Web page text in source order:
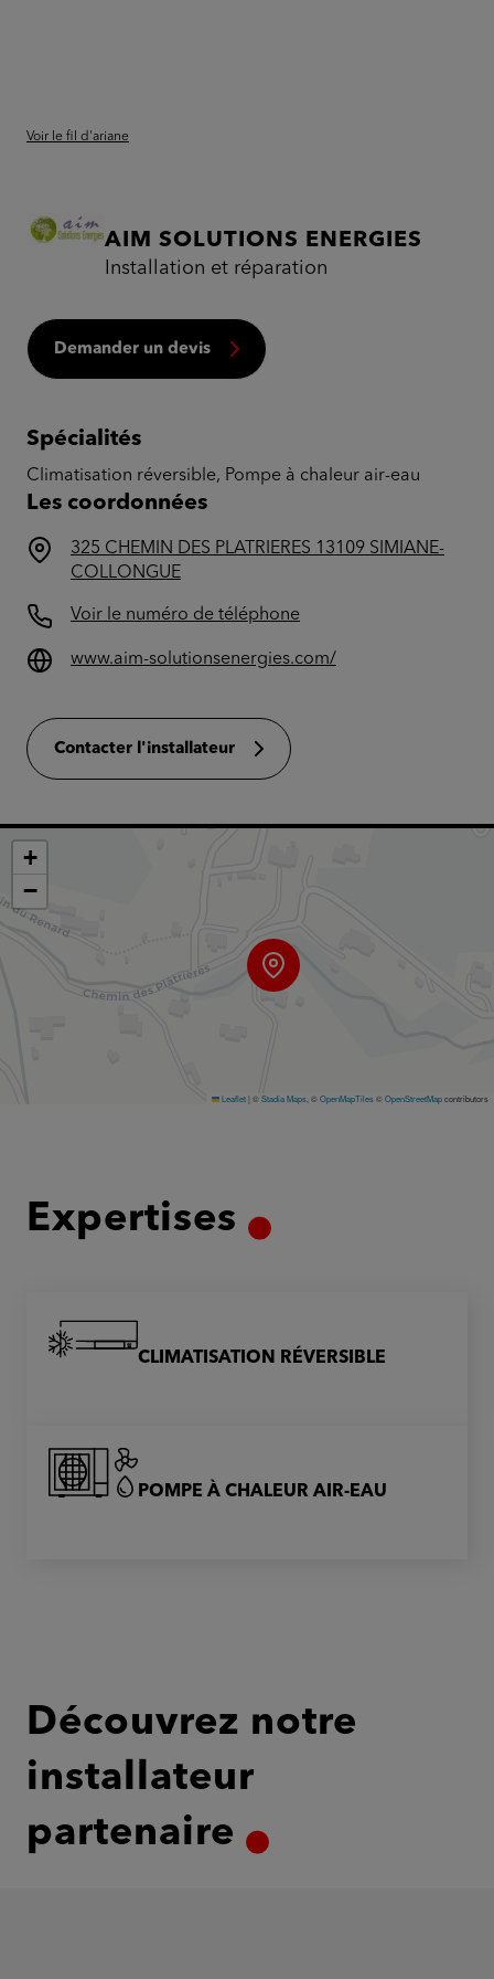
Voir le fil d'ariane
AIM SOLUTIONS ENERGIES
Installation et réparation
Demander un devis
Spécialités
Climatisation réversible, Pompe à chaleur air-eau
Les coordonnées
325 CHEMIN DES PLATRIERES 13109 SIMIANE-
COLLONGUE
Voir le numéro de téléphone
www.aim-solutionsenergies.com/
Contacter l'installateur
+
−
Leaflet| ©Stadia Maps , ©OpenMapTiles©OpenStreetMapcontributors
Expertises
CLIMATISATION RÉVERSIBLE
POMPE À CHALEUR AIR-EAU
Découvrez notre
installateur
partenaire